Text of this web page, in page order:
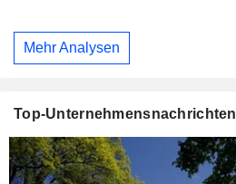
Mehr Analysen
Top-Unternehmensnachrichten